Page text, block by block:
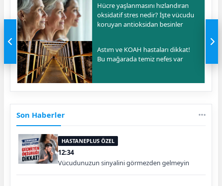
Hücre yaşlanmasını hızlandıran
oksidatif stres nedir? İşte vücudu
koruyan antioksidan besinler
Astım ve KOAH hastaları dikkat!
Bu mağarada temiz nefes var
Son Haberler
HASTANEPLUS ÖZEL
12:34
Vücudunuzun sinyalini görmezden gelmeyin